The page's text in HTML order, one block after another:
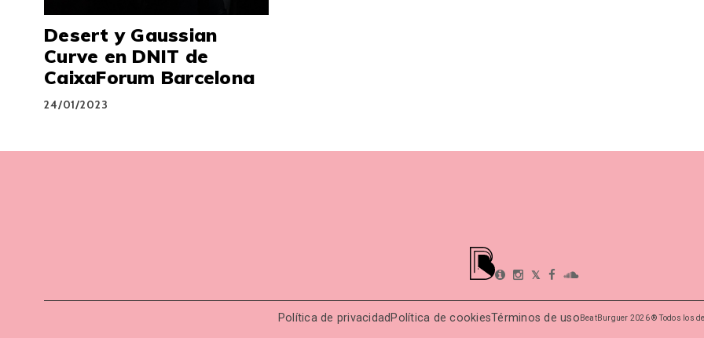
Desert y Gaussian
Curve en DNIT de
CaixaForum Barcelona
24/01/2023
𝕏
Política de privacidad Política de cookiesTérminos de uso BeatBurguer 2026 ® Todos los